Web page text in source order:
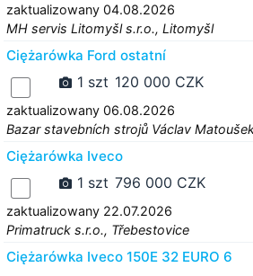
zaktualizowany 04.08.2026
MH servis Litomyšl s.r.o., Litomyšl
Ciężarówka Ford ostatní
1 szt 120 000 CZK
zaktualizowany 06.08.2026
Bazar stavebních strojů Václav
Ciężarówka Iveco
1 szt 796 000 CZK
zaktualizowany 22.07.2026
Primatruck s.r.o., Třebestovice
Ciężarówka Iveco 150E 32 EURO 6